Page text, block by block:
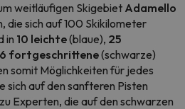
weitläufigen Skigebiet Adamello
die sich auf 100 Skikilometer
in 10 leichte(blaue), 25
6 fortgeschrittene(schwarze)
somit Möglichkeiten für jedes
sich auf den sanfteren Pisten
Experten, die auf den schwarzen